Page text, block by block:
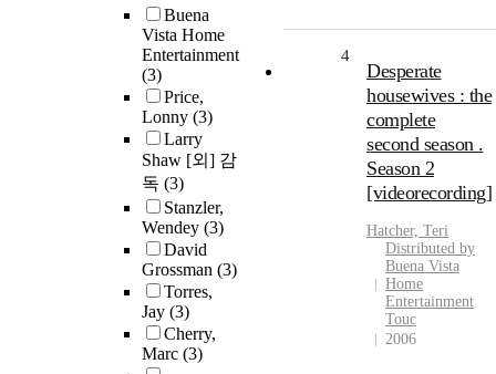
Buena
Vista Home
Entertainment
(3)
Price,
Lonny (3)
Larry
Shaw [외] 감
독 (3)
Stanzler,
Wendey (3)
David
Grossman (3)
Torres,
Jay (3)
Cherry,
Marc (3)
4
Desperate
housewives : the
complete
second season .
Season 2
[videorecording]
Hatcher, Teri
Distributed by
Buena Vista
Home
Entertainment
Touc
2006